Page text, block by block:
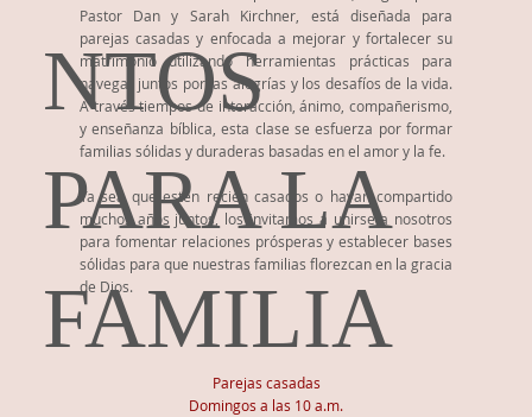
Pastor Dan y Sarah Kirchner, está diseñada para
parejas casadas y enfocada a mejorar y fortalecer su
matrimonio utilizando herramientas prácticas para
navegar juntos por las alegrías y los desafíos de la vida.
A través tiempos de interacción, ánimo, compañerismo,
y enseñanza bíblica, esta clase se esfuerza por formar
familias sólidas y duraderas basadas en el amor y la fe.
Ya sea que estén recién casados o hayan compartido
muchos años juntos, los invitamos a unirse a nosotros
para fomentar relaciones prósperas y establecer bases
sólidas para que nuestras familias florezcan en la gracia
de Dios.
NTOS
PARA LA
FAMILIA
Parejas casadas
Domingos a las 10 a.m.